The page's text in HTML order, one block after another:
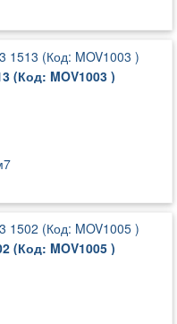
(Код: MOV1003 )
(Код: MOV1005 )